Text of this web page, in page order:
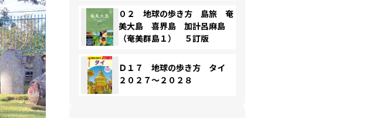
０２ 地球の歩き方 島旅 奄
美大島 喜界島 加計呂麻島
（奄美群島１） ５訂版
Ｄ１７ 地球の歩き方 タイ
２０２７～２０２８